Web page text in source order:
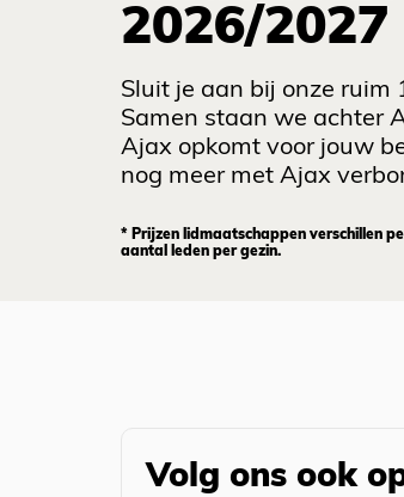
2026/2027
Sluit je aan bij onze ruim
Samen staan we achter
Ajax opkomt voor jouw
nog meer met Ajax
* Prijzen lidmaatschappen verschillen
aantal leden per gezin.
Volg ons ook